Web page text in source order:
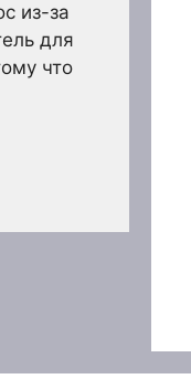
из-за
для
что